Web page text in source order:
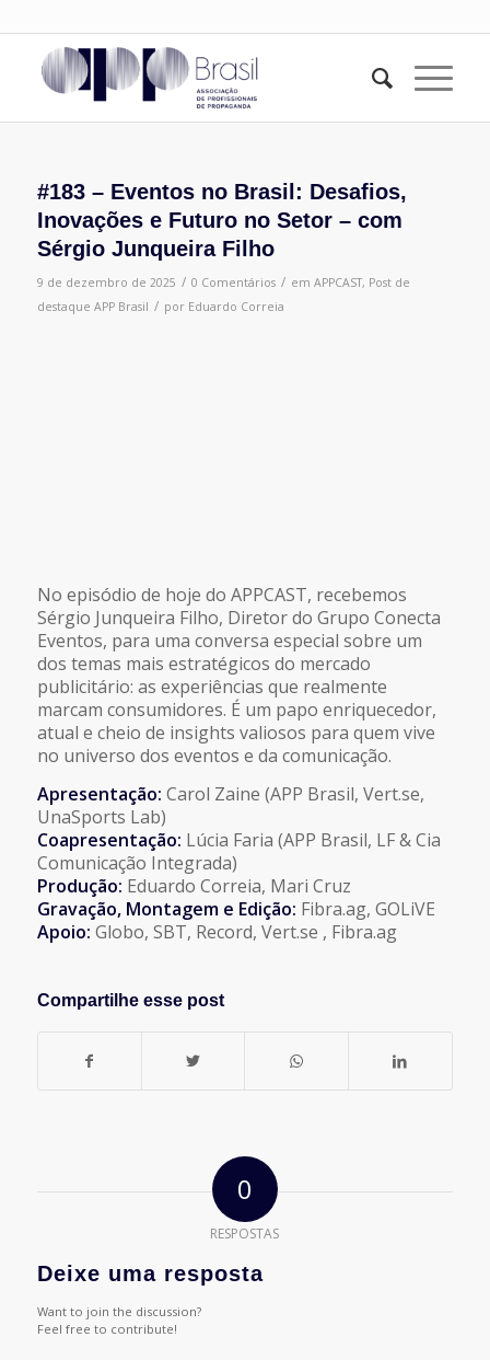
#183 – Eventos no Brasil: Desafios,
Inovações e Futuro no Setor – com
Sérgio Junqueira Filho
9 de dezembro de 2025 / 0 Comentários / em APPCAST, Post de
destaque APP Brasil / por Eduardo Correia
No episódio de hoje do APPCAST, recebemos
Sérgio Junqueira Filho, Diretor do Grupo Conecta
Eventos, para uma conversa especial sobre um
dos temas mais estratégicos do mercado
publicitário: as experiências que realmente
marcam consumidores. É um papo enriquecedor,
atual e cheio de insights valiosos para quem vive
no universo dos eventos e da comunicação.
Apresentação: Carol Zaine (APP Brasil, Vert.se,
UnaSports Lab)
Coapresentação: Lúcia Faria (APP Brasil, LF & Cia
Comunicação Integrada)
Produção: Eduardo Correia, Mari Cruz
Gravação, Montagem e Edição: Fibra.ag, GOLiVE
Apoio: Globo, SBT, Record, Vert.se , Fibra.ag
Compartilhe esse post
0
RESPOSTAS
Deixe uma resposta
Want to join the discussion?
Feel free to contribute!